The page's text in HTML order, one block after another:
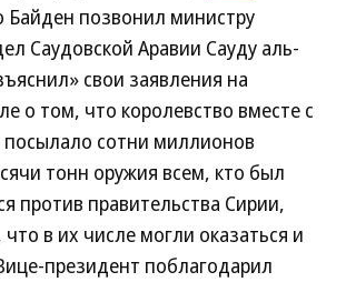
Байден позвонил министру
Саудовской Аравии Сауду аль-
свои заявления на
о том, что королевство вместе с
сотни миллионов
тонн оружия всем, кто был
против правительства Сирии,
в их числе могли оказаться и
президент поблагодарил